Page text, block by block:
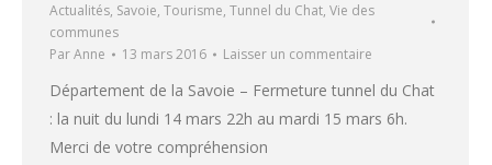
Actualités, Savoie, Tourisme, Tunnel du Chat, Vie des
communes
ParAnne 13 mars 2016 Laisser un commentaire
Département de la Savoie – Fermeture tunnel du Chat
: la nuit du lundi 14 mars 22h au mardi 15 mars 6h.
Merci de votre compréhension